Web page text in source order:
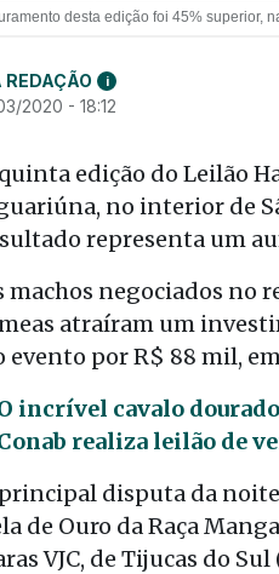
desta edição foi 45% superior,
REDAÇÃO i
2020 - 18:12
edição do Leilão
no interior de
representa um
machos negociados no
atraíram um
evento por R$ 88 mil,
incrível cavalo
realiza leilão de
disputa da noite,
de Ouro da Raça
VJC, de Tijucas do